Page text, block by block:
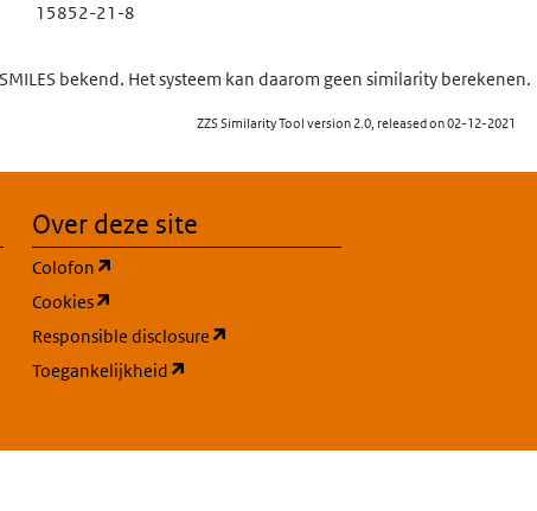
15852-21-8
bekend. Het systeem kan daarom geen similarity berekenen.
ZZS Similarity Tool version 2.0, released on 02-12-2021
Over deze site
Colofon
Cookies
Responsible disclosure
Toegankelijkheid